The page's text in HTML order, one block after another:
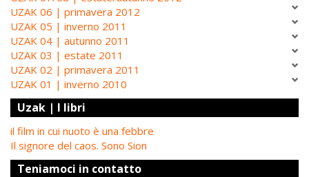
UZAK 06 | primavera 2012
UZAK 05 | inverno 2011
UZAK 04 | autunno 2011
UZAK 03 | estate 2011
UZAK 02 | primavera 2011
UZAK 01 | inverno 2010
Uzak | I libri
il film in cui nuoto è una febbre
Il signore del caos. Sono Sion
Teniamoci in contatto